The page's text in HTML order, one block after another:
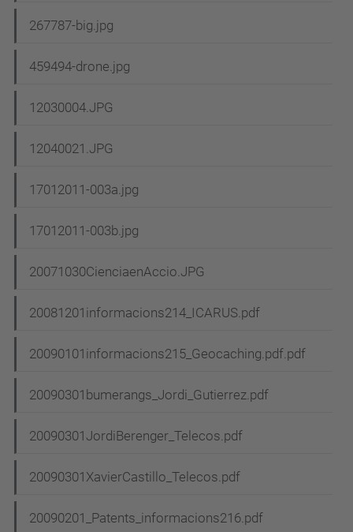
267787-big.jpg
459494-drone.jpg
12030004.JPG
12040021.JPG
17012011-003a.jpg
17012011-003b.jpg
20071030CienciaenAccio.JPG
20081201informacions214_ICARUS.pdf
20090101informacions215_Geocaching.pdf.pdf
20090301bumerangs_Jordi_Gutierrez.pdf
20090301JordiBerenger_Telecos.pdf
20090301XavierCastillo_Telecos.pdf
20090201_Patents_informacions216.pdf